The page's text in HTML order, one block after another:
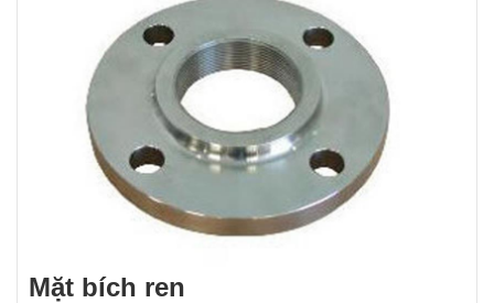
Mặt bích ren